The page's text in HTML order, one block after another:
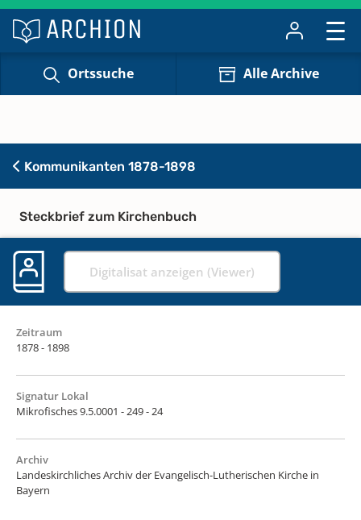
Ortssuche Alle Archive
Kommunikanten 1878-1898
Steckbrief zum Kirchenbuch
Digitalisat anzeigen (Viewer)
Zeitraum
1878 - 1898
Signatur Lokal
Mikrofisches 9.5.0001 - 249 - 24
Archiv
Landeskirchliches Archiv der Evangelisch-Lutherischen Kirche in
Bayern